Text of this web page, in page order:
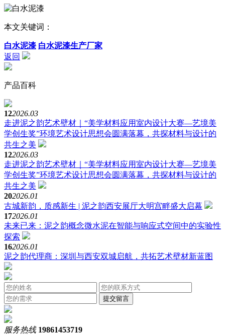
本文关键词：
白水泥漆 白水泥漆生产厂家
返回
产品百科
122026.03
走进泥之韵艺术壁材｜“美学材料应用室内设计大赛—艺境美
学创生奖”环境艺术设计思想会圆满落幕，共探材料与设计的
共生之美
122026.03
走进泥之韵艺术壁材｜“美学材料应用室内设计大赛—艺境美
学创生奖”环境艺术设计思想会圆满落幕，共探材料与设计的
共生之美
202026.01
古城新韵，质感新生 | 泥之韵西安展厅大明宫畔盛大启幕
172026.01
未来已来：泥之韵概念微水泥在智能与响应式空间中的实验性
探索
162026.01
泥之韵代理商：深圳与西安双城启航，共拓艺术壁材新蓝图
服务热线 19861453719